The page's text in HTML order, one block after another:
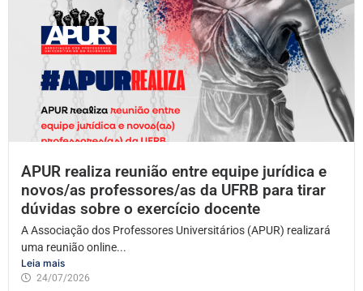
APUR realiza reunião entre equipe jurídica e
novos/as professores/as da UFRB para tirar
dúvidas sobre o exercício docente
A Associação dos Professores Universitários (APUR) realizará
uma reunião online...
Leia mais
24/07/2026